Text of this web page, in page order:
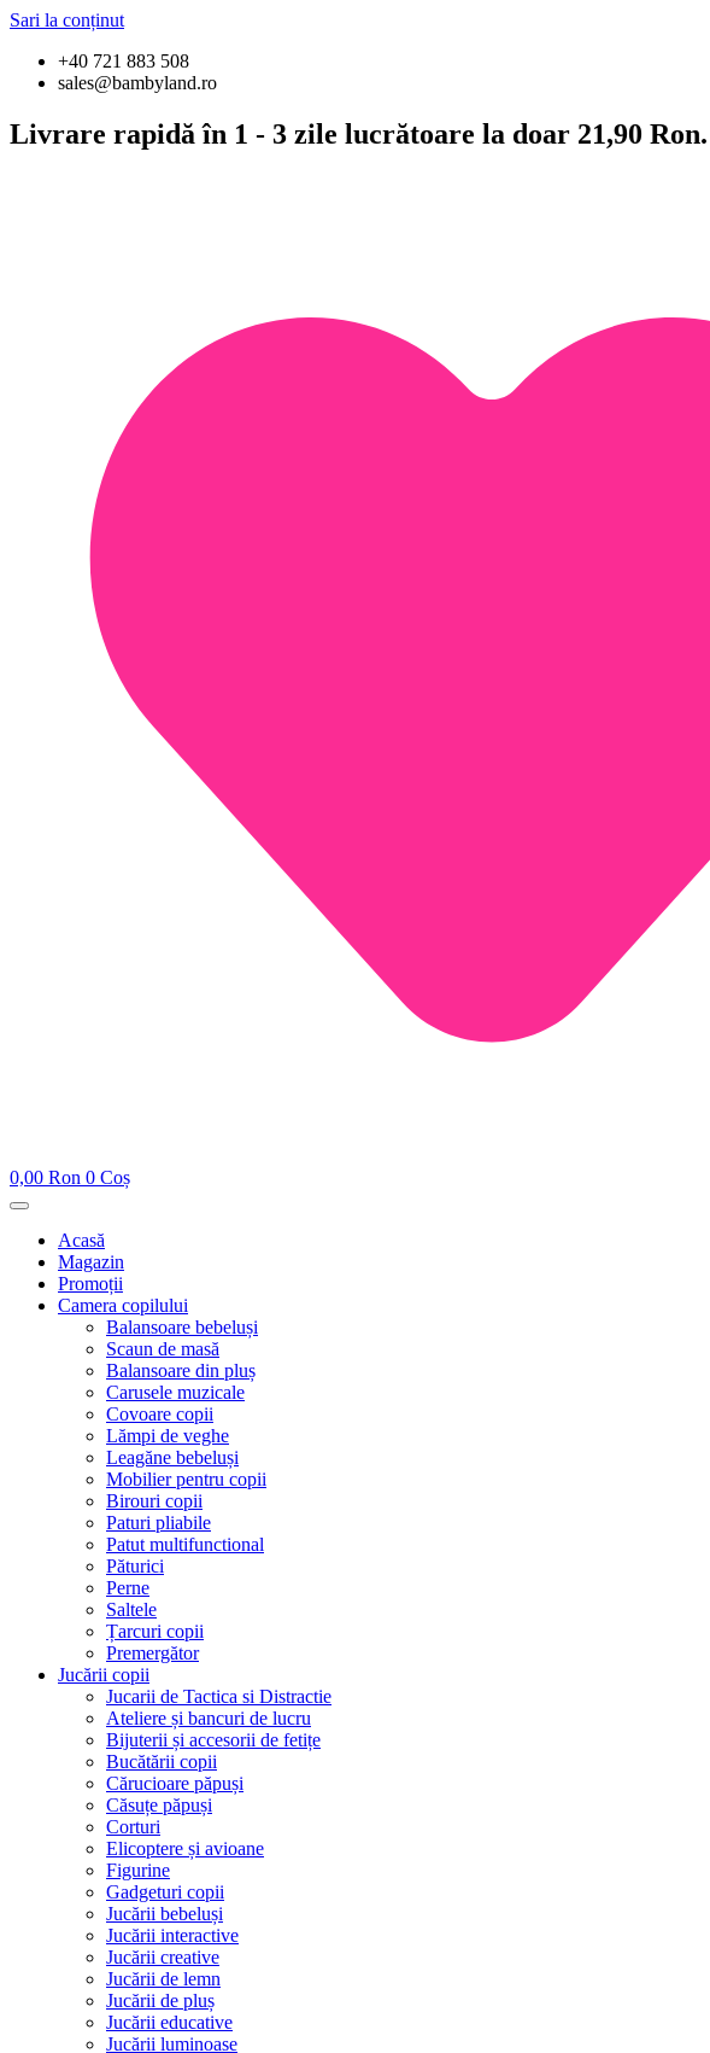
Sari la conținut
+40 721 883 508
sales@bambyland.ro
Livrare rapidă în 1 - 3 zile lucrătoare la doar 21,90
0,00 Ron 0 Coș
Acasă
Magazin
Promoții
Camera copilului
Balansoare bebeluși
Scaun de masă
Balansoare din pluș
Carusele muzicale
Covoare copii
Lămpi de veghe
Leagăne bebeluși
Mobilier pentru copii
Birouri copii
Paturi pliabile
Patut multifunctional
Păturici
Perne
Saltele
Țarcuri copii
Premergător
Jucării copii
Jucarii de Tactica si Distractie
Ateliere și bancuri de lucru
Bijuterii și accesorii de fetițe
Bucătării copii
Cărucioare păpuși
Căsuțe păpuși
Corturi
Elicoptere și avioane
Figurine
Gadgeturi copii
Jucării bebeluși
Jucării interactive
Jucării creative
Jucării de lemn
Jucării de pluș
Jucării educative
Jucării luminoase